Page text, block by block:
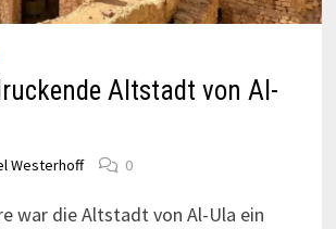
Altstadt von Al-
Westerhoff 0
war die Altstadt von Al-Ula ein